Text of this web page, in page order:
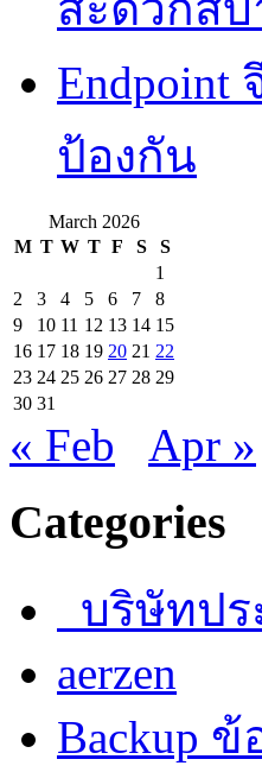
Endpoint
ป้องกัน
March 2026
M T W T F S
S
1
2
3 4 5 6 7
8
9
10 11 12 13 14 15
16 17 18 19 20 21 22
23 24 25 26 27 28 29
30 31
« Feb Apr »
Categories
บริษัทป
aerzen
Backup ข้